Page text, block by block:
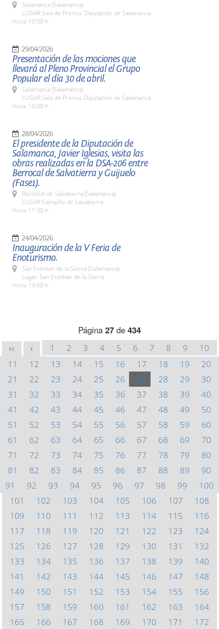
Salamanca (Salamanca)
LUGAR Sala de Prensa. Diputación de Salamanca.
Hora: 10:00 h.
29/04/2026
Presentación de las mociones que
llevará al Pleno Provincial el Grupo
Popular el día 30 de abril.
Salamanca (Salamanca)
LUGAR Sala de Prensa. Diputación de Salamanca
Hora: 10:00 h.
28/04/2026
El presidente de la Diputación de
Salamanca, Javier Iglesias, visita las
obras realizadas en la DSA-206 entre
Berrocal de Salvatierra y Guijuelo
(Fase1).
Berrocal de Salvatierra (Salamanca)
LUGAR Campillo de Salvatierra
Hora: 11:30 h.
24/04/2026
Inauguración de la V Feria de
Enoturismo.
San Esteban de la Sierra (Salamanca)
Lugar: San Esteban de la Sierra
Hora: 19:00 h.
Página 27 de 434
<< < 1 2 3 4 5 6 7 8 9
10
11
12 13 14 15 16 17 18 19
20
21
22 23 24 25 26 27 28 29
30
31
32 33 34 35 36 37 38 39
40
41
42 43 44 45 46 47 48 49
50
51
52 53 54 55 56 57 58 59
60
61
62 63 64 65 66 67 68 69
70
71
72 73 74 75 76 77 78 79
80
81
82 83 84 85 86 87 88 89
90
91
92 93 94 95 96 97 98 99
100
101
102 103 104 105 106 107
108
109
110 111 112 113 114 115
116
117
118 119 120 121 122 123
124
125
126 127 128 129 130 131
132
133
134 135 136 137 138 139
140
141
142 143 144 145 146 147
148
149
150 151 152 153 154 155
156
157
158 159 160 161 162 163
164
165
166 167 168 169 170 171
172